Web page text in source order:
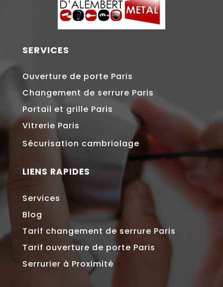
SERVICES
Ouverture de porte Paris
Changement de serrure Paris
Portail et grille Paris
Vitrerie Paris
Sécurisation cambriolage
LIENS RAPIDES
Services
Blog
Tarif changement de serrure Paris
Tarif ouverture de porte Paris
Serrurier à Proximité